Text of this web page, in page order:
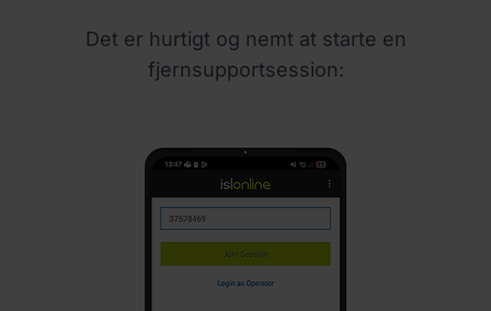
Det er hurtigt og nemt at starte en
fjernsupportsession: